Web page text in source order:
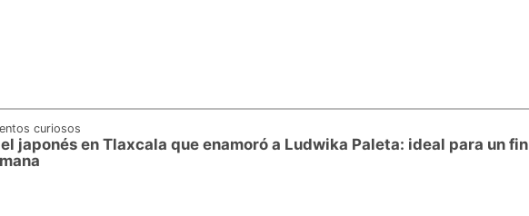
curiosos
japonés en Tlaxcala que enamoró a Ludwika Paleta: ideal para un fin